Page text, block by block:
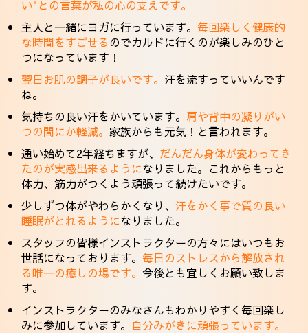
い"との言葉が私の心の支えです。
主人と一緒にヨガに行っています。 毎回楽しく健康的
な時間をすごせるのでカルドに行くのが楽しみのひと
つになっています！
翌日お肌の調子が良いです。汗を流すっていいんです
ね。
気持ちの良い汗をかいています。 肩や背中の凝りがい
つの間にか軽減。 家族からも元気！と言われます。
通い始めて2年経ちますが、 だんだん身体が変わってき
たのが実感出来るようになりました。これからもっと
体力、筋力がつくよう頑張って続けたいです。
少しずつ体がやわらかくなり、汗をかく事で質の良い
睡眠がとれるようになりました。
スタッフの皆様インストラクターの方々にはいつもお
世話になっております。 毎日のストレスから解放され
る唯一の癒しの場です。 今後とも宜しくお願い致しま
す。
インストラクターのみなさんもわかりやすく毎回楽し
みに参加しています。 自分みがきに頑張っています。